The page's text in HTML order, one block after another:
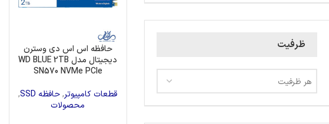
ظرفیت
هر ظرفیت
حافظه اس اس دی وسترن
دیجیتال مدل WD BLUE 2TB
SN570 NVMe PCle
قطعات کامپیوتر,حافظه SSD
,
محصولات